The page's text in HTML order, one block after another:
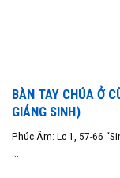
BÀN TAY CHÚA Ở
GIÁNG SINH)
Phúc Âm: Lc 1, 57-66